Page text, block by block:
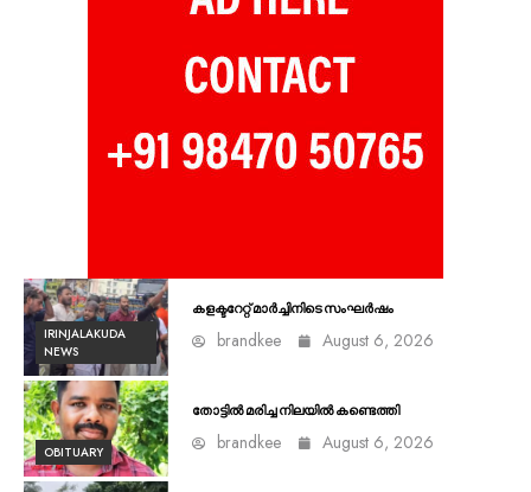
IRINJALAKUDA
NEWS
കളക്ടറേറ്റ് മാർച്ചിനിടെ സംഘർഷം
brandkee August 6, 2026
OBITUARY
തോട്ടിൽ മരിച്ച നിലയിൽ കണ്ടെത്തി
brandkee August 6, 2026